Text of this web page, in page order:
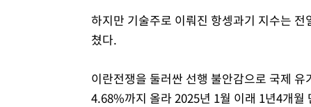
하지만 기술주로 이뤄진 항셍과기 지수는
쳤다.
이란전쟁을 둘러싼 선행 불안감으로 국제
4.68%까지 올라 2025년 1월 이래 1년4개월